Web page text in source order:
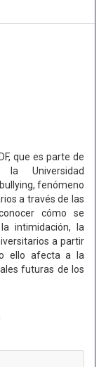
que es parte de
Universidad
fenómeno
a través de las
cómo se
intimidación, la
a partir
ello afecta a la
futuras de los